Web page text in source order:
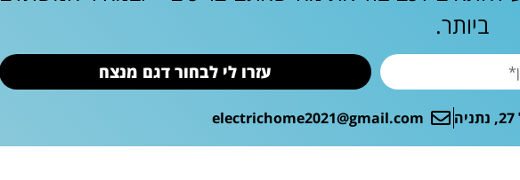
ביותר.
עזרו לי לבחור דגם מנצח
electrichome2021@gmail.com